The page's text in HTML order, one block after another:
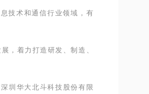
技术和通信行业领域，有
，着力打造研发、制造、
圳华大北斗科技股份有限